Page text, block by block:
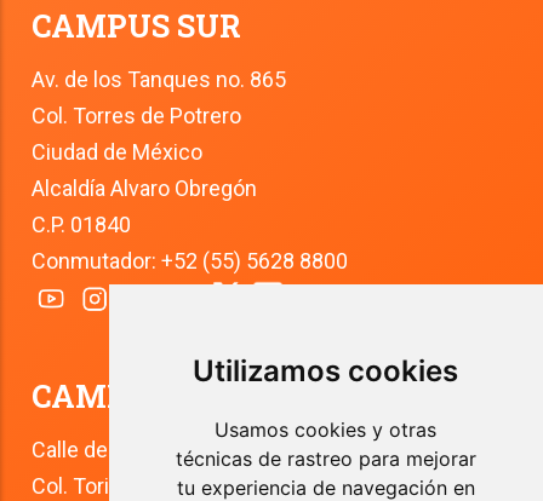
Utilizamos cookies
Usamos cookies y otras
técnicas de rastreo para mejorar
tu experiencia de navegación en
CAMPUS SUR
Av. de los Tanques no. 865
Col. Torres de Potrero
Ciudad de México
Alcaldía Alvaro Obregón
C.P. 01840
Conmutador: +52 (55) 5628 8800
CAMPUS TLALPAN
Calle del Río 4
Col. Toriello Guerra